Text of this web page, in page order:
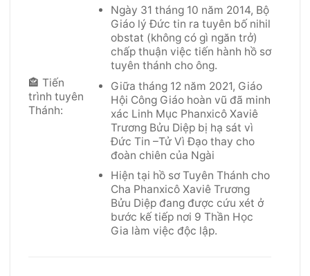
🏤 Tiến
trình tuyên
Thánh:
Ngày 31 tháng 10 năm 2014, Bộ
Giáo lý Đức tin ra tuyên bố nihil
obstat (không có gì ngăn trở)
chấp thuận việc tiến hành hồ sơ
tuyên thánh cho ông.
Giữa tháng 12 năm 2021, Giáo
Hội Công Giáo hoàn vũ đã minh
xác Linh Mục Phanxicô Xaviê
Trương Bửu Diệp bị hạ sát vì
Đức Tin –Tử Vì Đạo thay cho
đoàn chiên của Ngài
Hiện tại hồ sơ Tuyên Thánh cho
Cha Phanxicô Xaviê Trương
Bửu Diệp đang được cứu xét ở
bước kế tiếp nơi 9 Thần Học
Gia làm việc độc lập.